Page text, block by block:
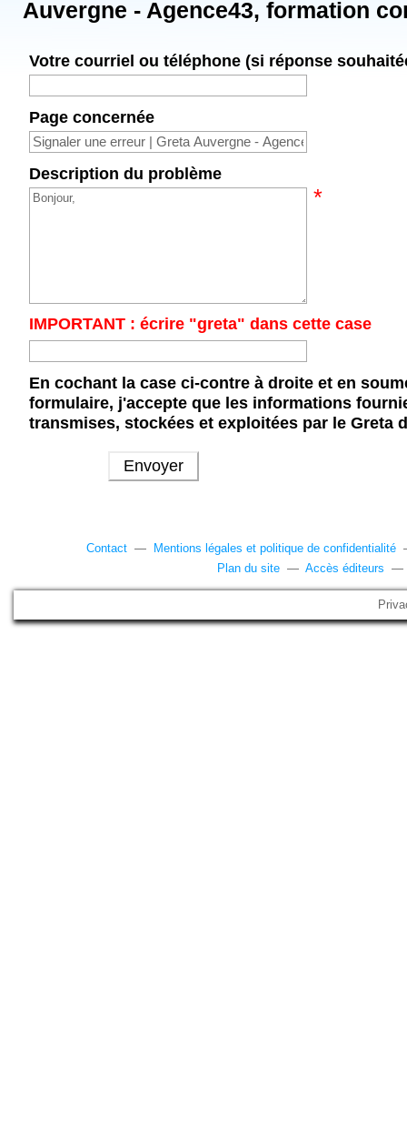
Auvergne - Agence43, formation
Votre courriel ou téléphone (si réponse
Page concernée
Description du problème
*
IMPORTANT : écrire "greta" dans cette case
En cochant la case ci-contre à droite et en
formulaire, j'accepte que les informations
transmises, stockées et exploitées par le Greta
Contact — Mentions légales et politique de confidentialité
Plan du site — Accès éditeurs